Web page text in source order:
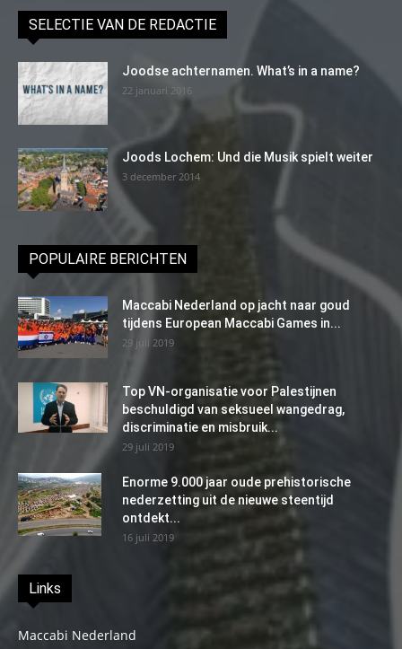
SELECTIE VAN DE REDACTIE
Joodse achternamen. What’s in a name?
22 januari 2016
Joods Lochem: Und die Musik spielt weiter
3 december 2014
POPULAIRE BERICHTEN
Maccabi Nederland op jacht naar goud
tijdens European Maccabi Games in...
29 juli 2019
Top VN-organisatie voor Palestijnen
beschuldigd van seksueel wangedrag,
discriminatie en misbruik...
29 juli 2019
Enorme 9.000 jaar oude prehistorische
nederzetting uit de nieuwe steentijd
ontdekt...
16 juli 2019
Links
Maccabi Nederland